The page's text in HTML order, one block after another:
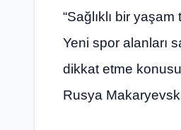
“Sağlıklı bir
Yeni spor alanları
dikkat etme
Rusya